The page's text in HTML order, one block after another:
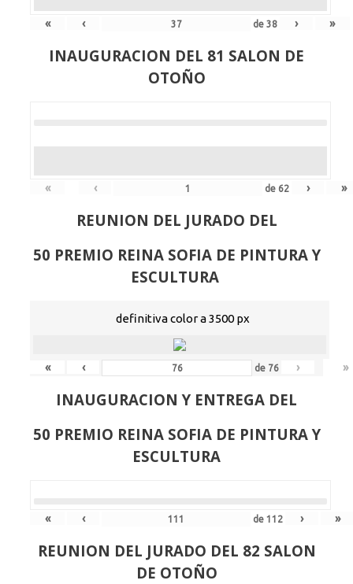
« ‹ de38 › »
INAUGURACION DEL 81 SALON DE
OTOÑO
« ‹ de 62 › »
REUNION DEL JURADO DEL
50 PREMIO REINA SOFIA DE PINTURA Y
ESCULTURA
definitiva color a 3500 px
« ‹ de 76 › »
INAUGURACION Y ENTREGA DEL
50 PREMIO REINA SOFIA DE PINTURA Y
ESCULTURA
« ‹ de112 › »
REUNION DEL JURADO DEL 82 SALON
DE OTOÑO